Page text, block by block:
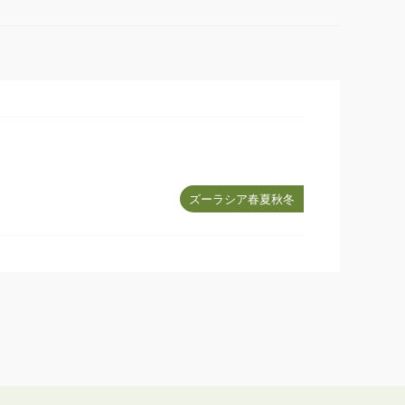
ズーラシア春夏秋冬